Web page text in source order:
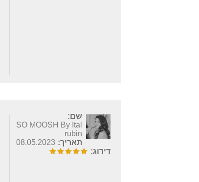
שם:
SO MOOSH By Ital
rubin
תאריך: 08.05.2023
דירוג: